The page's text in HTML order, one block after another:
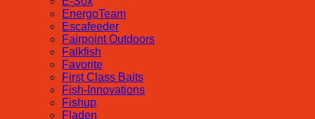
EnergoTeam
Escafeeder
Fairpoint Outdoors
Falkfish
Favorite
First Class Baits
Fish-Innovations
Fishup
Fladen